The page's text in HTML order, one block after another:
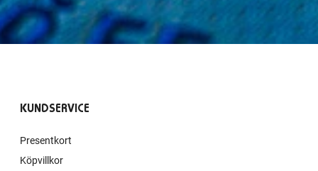
KUNDSERVICE
Presentkort
Köpvillkor